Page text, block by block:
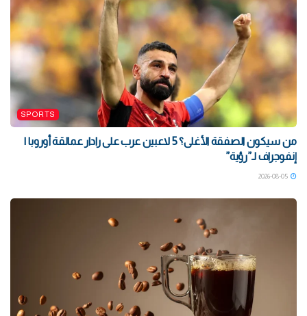
SPORTS
من سيكون الصفقة الأغلى؟ 5 لاعبين عرب على رادار عمالقة أوروبا |
إنفوجراف لـ”رؤية”